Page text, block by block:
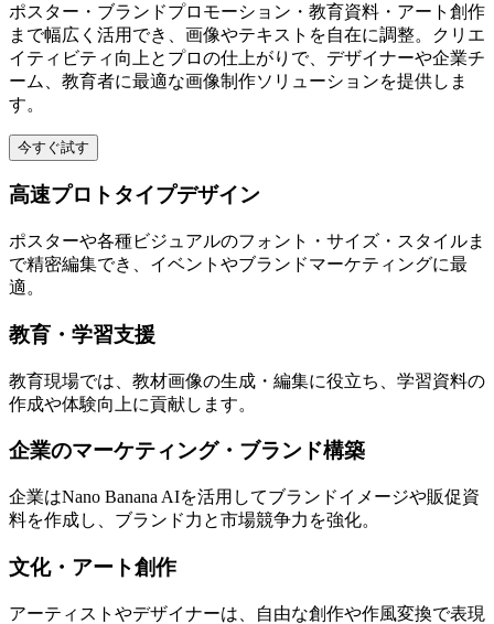
ポスター・ブランドプロモーション・教育資料・アート創作
まで幅広く活用でき、画像やテキストを自在に調整。クリエ
イティビティ向上とプロの仕上がりで、デザイナーや企業チ
ーム、教育者に最適な画像制作ソリューションを提供しま
す。
今すぐ試す
高速プロトタイプデザイン
ポスターや各種ビジュアルのフォント・サイズ・スタイルま
で精密編集でき、イベントやブランドマーケティングに最
適。
教育・学習支援
教育現場では、教材画像の生成・編集に役立ち、学習資料の
作成や体験向上に貢献します。
企業のマーケティング・ブランド構築
企業はNano Banana AIを活用してブランドイメージや販促資
料を作成し、ブランド力と市場競争力を強化。
文化・アート創作
アーティストやデザイナーは、自由な創作や作風変換で表現